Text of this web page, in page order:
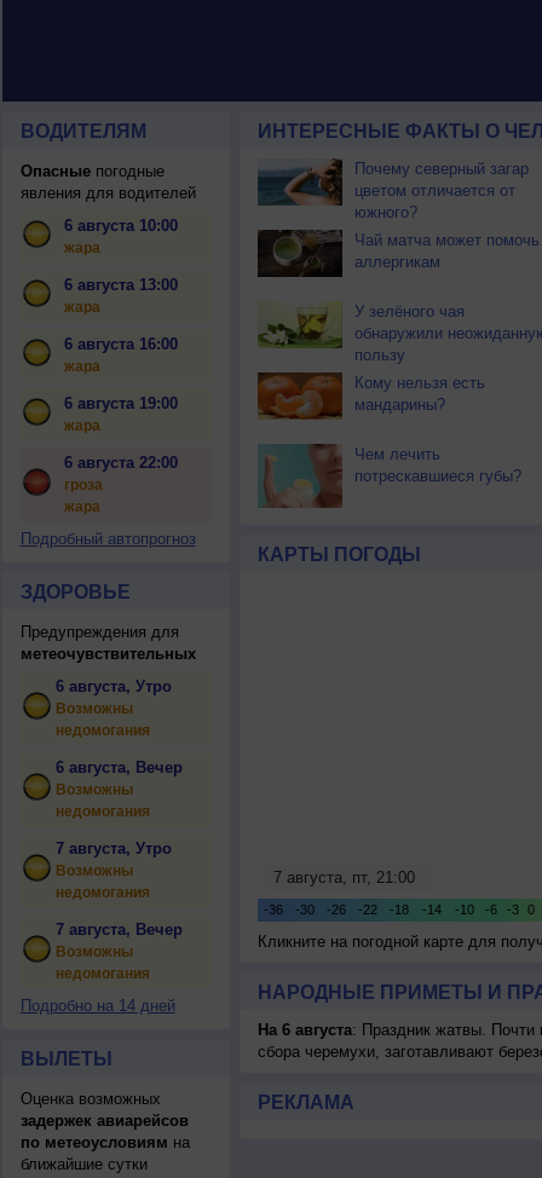
ВОДИТЕЛЯМ
Опасныепогодные
явления для водителей
6 августа 10:00
жара
6 августа 13:00
жара
6 августа 16:00
жара
6 августа 19:00
жара
6 августа 22:00
гроза
жара
Подробный автопрогноз
ЗДОРОВЬЕ
Предупреждения для
метеочувствительных
6 августа, Утро
Возможны
недомогания
6 августа, Вечер
Возможны
недомогания
7 августа, Утро
Возможны
недомогания
7 августа, Вечер
Возможны
недомогания
Подробно на 14 дней
ВЫЛЕТЫ
Оценка возможных
задержек авиарейсов
по метеоусловиям на
ближайшие сутки
ИНТЕРЕСНЫЕ ФАКТЫ О
Почему северный загар
цветом отличается от
южного?
Чай матча может помочь
аллергикам
У зелёного чая
обнаружили
пользу
Кому нельзя есть
мандарины?
Чем лечить
потрескавшиеся губы?
КАРТЫ ПОГОДЫ
Кликните на погодной карте для
НАРОДНЫЕ ПРИМЕТЫ И
На 6 августа: Праздник жатвы. Почти
сбора черемухи, заготавливают
РЕКЛАМА